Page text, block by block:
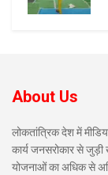
About Us
लोकतांत्रिक देश में
कार्य जनसरोकार से
योजनाओं का अधिक से